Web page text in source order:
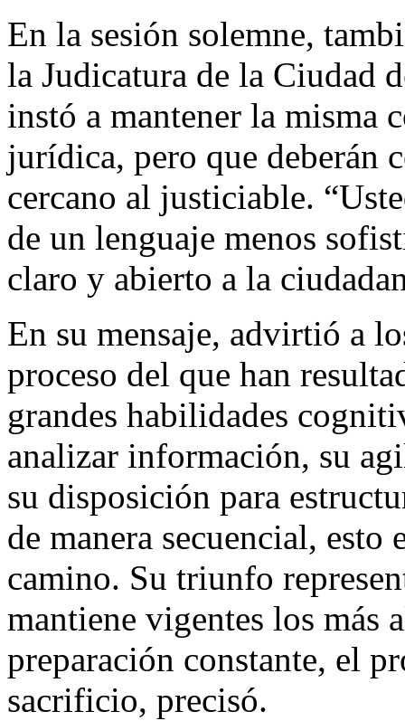
En la sesión solemne,
la Judicatura de la Ciudad
instó a mantener la misma
jurídica, pero que deberán
cercano al justiciable.
de un lenguaje menos
claro y abierto a la
En su mensaje, advirtió a
proceso del que han
grandes habilidades
analizar información, su
su disposición para
de manera secuencial,
camino. Su triunfo
mantiene vigentes los más
preparación constante, el
sacrificio, precisó.